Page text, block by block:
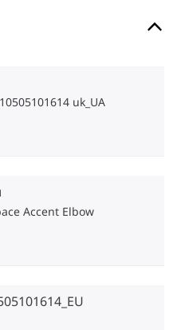
uk_UA
Accent Elbow